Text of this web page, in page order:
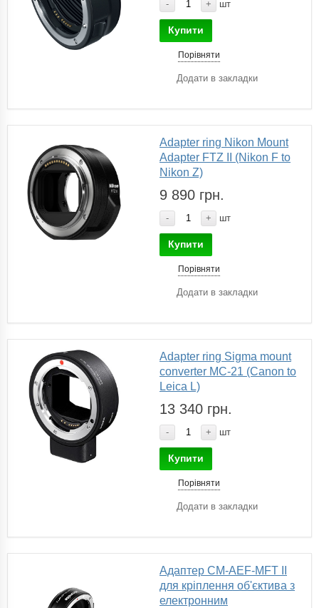
- + шт
Купити
Порівняти
Додати в закладки
Adapter ring Nikon Mount
Adapter FTZ II (Nikon F to
Nikon Z)
9 890 грн.
- + шт
Купити
Порівняти
Додати в закладки
Adapter ring Sigma mount
converter MC-21 (Canon to
Leica L)
13 340 грн.
- + шт
Купити
Порівняти
Додати в закладки
Адаптер CM-AEF-MFT II
для кріплення об'єктива з
електронним